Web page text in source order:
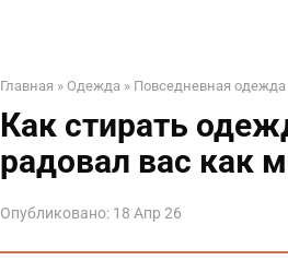
Главная » Одежда » Повседневная одежда
Как стирать
радовал вас как
Опубликовано: 18 Апр 26